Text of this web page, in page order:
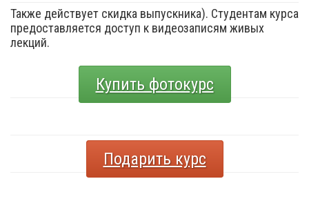
Также действует скидка выпускника). Студентам курса
предоставляется доступ к видеозаписям живых
лекций.
Купить фотокурс
Подарить курс